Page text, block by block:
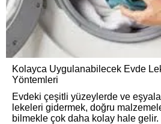
Kolayca Uygulanabilecek Evde
Yöntemleri
Evdeki çeşitli yüzeylerde ve
lekeleri gidermek, doğru
bilmekle çok daha kolay hale gelir.